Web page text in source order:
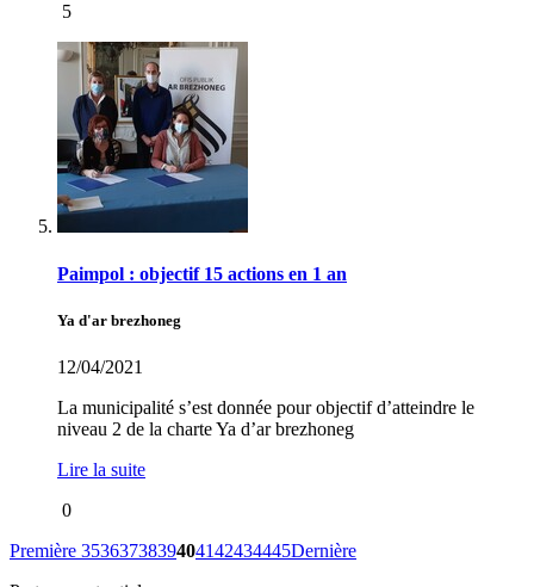
5
Paimpol : objectif 15 actions en 1 an
Ya d'ar brezhoneg
12/04/2021
La municipalité s’est donnée pour objectif d’atteindre le
niveau 2 de la charte Ya d’ar brezhoneg
Lire la suite
0
Première 3536373839404142434445Dernière